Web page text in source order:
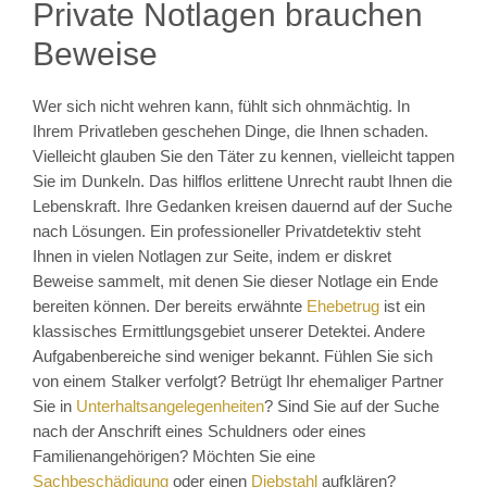
Private Notlagen brauchen
Beweise
Wer sich nicht wehren kann, fühlt sich ohnmächtig. In
Ihrem Privatleben geschehen Dinge, die Ihnen schaden.
Vielleicht glauben Sie den Täter zu kennen, vielleicht tappen
Sie im Dunkeln. Das hilflos erlittene Unrecht raubt Ihnen die
Lebenskraft. Ihre Gedanken kreisen dauernd auf der Suche
nach Lösungen. Ein professioneller Privatdetektiv steht
Ihnen in vielen Notlagen zur Seite, indem er diskret
Beweise sammelt, mit denen Sie dieser Notlage ein Ende
bereiten können. Der bereits erwähnte Ehebetrug ist ein
klassisches Ermittlungsgebiet unserer Detektei. Andere
Aufgabenbereiche sind weniger bekannt. Fühlen Sie sich
von einem Stalker verfolgt? Betrügt Ihr ehemaliger Partner
Sie in Unterhaltsangelegenheiten? Sind Sie auf der Suche
nach der Anschrift eines Schuldners oder eines
Familienangehörigen? Möchten Sie eine
Sachbeschädigung oder einen Diebstahl aufklären?